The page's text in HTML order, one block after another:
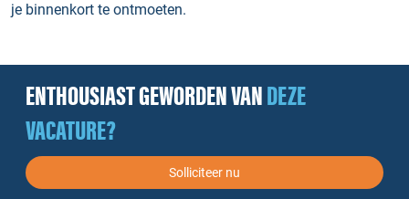
je binnenkort te ontmoeten.
ENTHOUSIAST GEWORDEN VANDEZE
VACATURE?
Solliciteer nu